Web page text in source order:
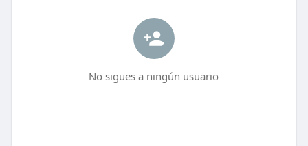
No sigues a ningún usuario